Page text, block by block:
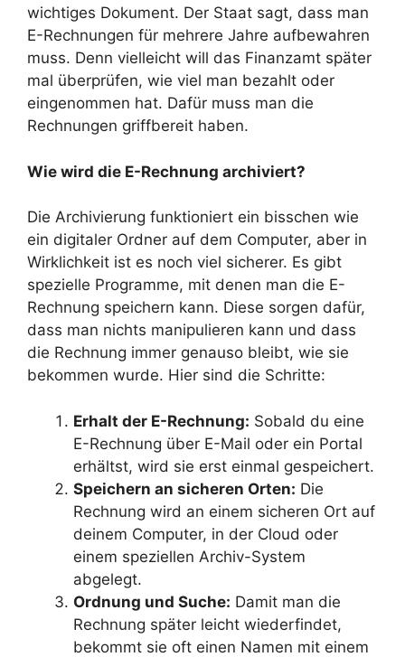
wichtiges Dokument. Der Staat sagt, dass man
E-Rechnungen für mehrere Jahre aufbewahren
muss. Denn vielleicht will das Finanzamt später
mal überprüfen, wie viel man bezahlt oder
eingenommen hat. Dafür muss man die
Rechnungen griffbereit haben.
Wie wird die E-Rechnung archiviert?
Die Archivierung funktioniert ein bisschen wie
ein digitaler Ordner auf dem Computer, aber in
Wirklichkeit ist es noch viel sicherer. Es gibt
spezielle Programme, mit denen man die E-
Rechnung speichern kann. Diese sorgen dafür,
dass man nichts manipulieren kann und dass
die Rechnung immer genauso bleibt, wie sie
bekommen wurde. Hier sind die Schritte:
Erhalt der E-Rechnung: Sobald du eine
E-Rechnung über E-Mail oder ein Portal
erhältst, wird sie erst einmal gespeichert.
Speichern an sicheren Orten: Die
Rechnung wird an einem sicheren Ort auf
deinem Computer, in der Cloud oder
einem speziellen Archiv-System
abgelegt.
Ordnung und Suche: Damit man die
Rechnung später leicht wiederfindet,
bekommt sie oft einen Namen mit einem